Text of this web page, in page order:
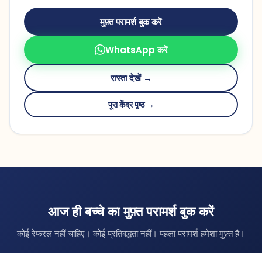
मुफ़्त परामर्श बुक करें
WhatsApp करें
रास्ता देखें →
पूरा केंद्र पृष्ठ →
आज ही बच्चे का मुफ़्त परामर्श बुक करें
कोई रेफरल नहीं चाहिए। कोई प्रतिबद्धता नहीं। पहला परामर्श हमेशा मुफ़्त है।